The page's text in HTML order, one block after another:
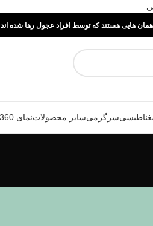
هایی هستند که توسط افراد عجول رها شده اند
سرگرمیسایر محصولاتنمای 360 درجه